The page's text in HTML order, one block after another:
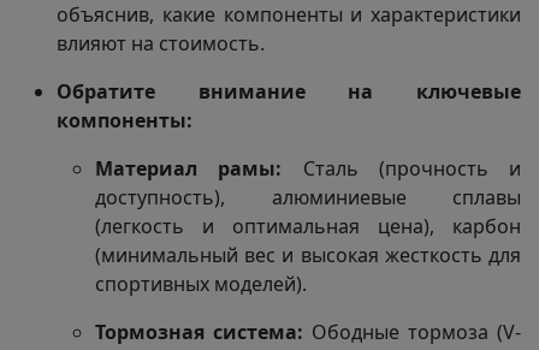
объяснив, какие компоненты и характеристики
влияют на стоимость.
Обратите внимание на ключевые
компоненты:
Материал рамы: Сталь (прочность и
доступность), алюминиевые сплавы
(легкость и оптимальная цена), карбон
(минимальный вес и высокая жесткость для
спортивных моделей).
Тормозная система: Ободные тормоза (V-